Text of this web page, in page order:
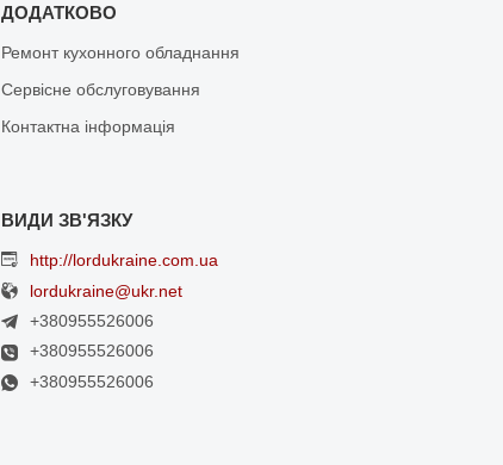
ДОДАТКОВО
Ремонт кухонного обладнання
Сервісне обслуговування
Контактна інформація
http://lordukraine.com.ua
lordukraine@ukr.net
+380955526006
+380955526006
+380955526006